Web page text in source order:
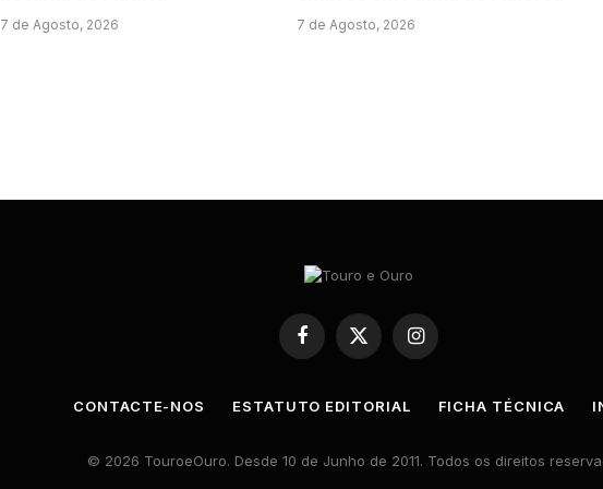
7 de Agosto, 2026 7 de Agosto, 2026
Facebook
X
(Twitter)
Instagram
CONTACTE-NOS ESTATUTO EDITORIAL FICHA TÉCNICA
© 2026 TouroeOuro. Desde 10 de Junho de 2011. Todos os direitos